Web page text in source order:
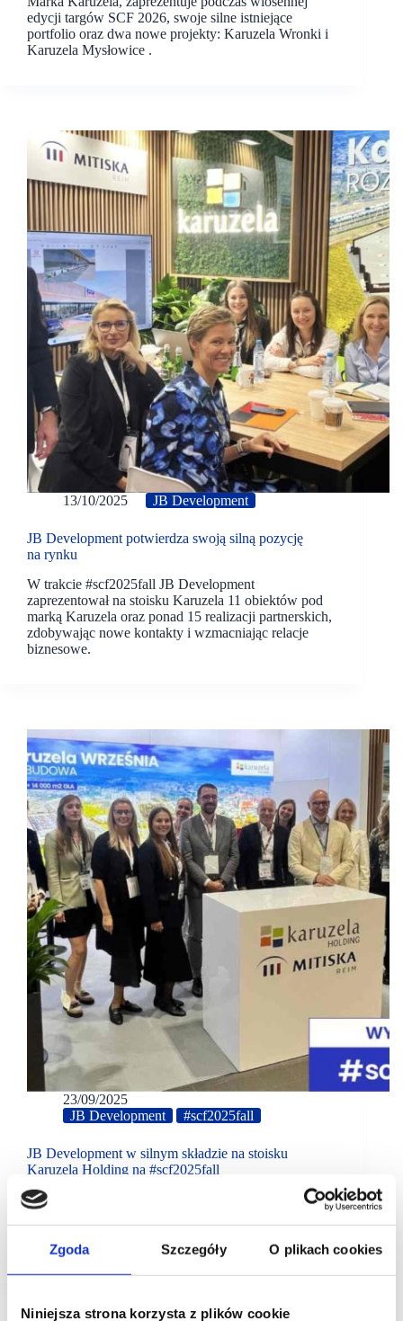
Zgoda Szczegóły O plikach cookies
Niniejsza strona korzysta z plików cookie
edycji targów SCF 2026, swoje silne istniejące
portfolio oraz dwa nowe projekty: Karuzela Wronki i
Karuzela Mysłowice .
13/10/2025 JB Development
JB Development potwierdza swoją silną pozycję
na rynku
W trakcie #scf2025fall JB Development
zaprezentował na stoisku Karuzela 11 obiektów pod
marką Karuzela oraz ponad 15 realizacji partnerskich,
zdobywając nowe kontakty i wzmacniając relacje
biznesowe.
23/09/2025
JB Development
#scf2025fall
JB Development w silnym składzie na stoisku
Karuzela Holding na #scf2025fall
Prezes JB Development, Janusz Botorek, z zespołem
realizowane dla klientów zewnętrznych.